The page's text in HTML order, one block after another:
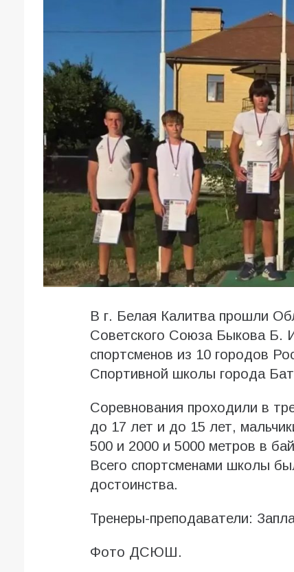
В г. Белая Калитва прошли
Советского Союза Быкова Б.
спортсменов из 10 городов
Спортивной школы города
Соревнования проходили в
до 17 лет и до 15 лет,
500 и 2000 и 5000 метров в
Всего спортсменами школы
достоинства.
Тренеры-преподаватели:
Фото ДСЮШ.